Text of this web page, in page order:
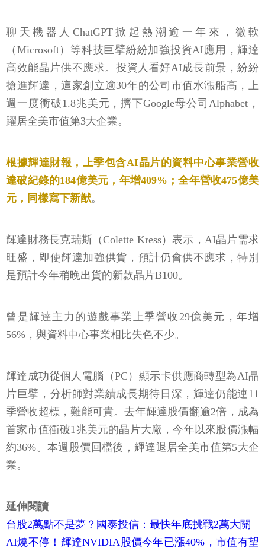
聊天機器人ChatGPT掀起熱潮逾一年來，微軟
（Microsoft）等科技巨擘紛紛加強投資AI應用，輝達
高效能晶片供不應求。投資人看好AI成長前景，紛紛
搶進輝達，這家創立逾30年的公司市值水漲船高，上
週一度衝破1.8兆美元，擠下Google母公司Alphabet，
躍居全美市值第3大企業。
根據輝達財報，上季包含AI晶片的資料中心事業營收
達破紀錄的184億美元，年增409%；全年營收475億美
元，同樣寫下新猷。
輝達財務長克瑞斯（Colette Kress）表示，AI晶片需求
旺盛，即使輝達加強供貨，預計仍會供不應求，特別
是預計今年稍晚出貨的新款晶片B100。
曾是輝達主力的遊戲事業上季營收29億美元，年增
56%，與資料中心事業相比失色不少。
輝達成功從個人電腦（PC）顯示卡供應商轉型為AI晶
片巨擘，分析師對業績成長期待日深，輝達仍能連11
季營收超標，難能可貴。去年輝達股價翻逾2倍，成為
首家市值衝破1兆美元的晶片大廠，今年以來股價漲幅
約36%。本週股價回檔後，輝達退居全美市值第5大企
業。
延伸閱讀
台股2萬點不是夢？國泰投信：最快年底挑戰2萬大關
AI燒不停！輝達NVIDIA股價今年已漲40%，市值有望